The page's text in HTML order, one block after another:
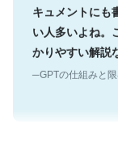
キュメントにも
い人多いよね
かりやすい解説
─GPTの仕組みと